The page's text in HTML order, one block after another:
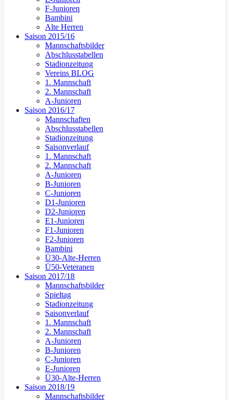
F-Junioren
Bambini
Alte Herren
Saison 2015/16
Mannschaftsbilder
Abschlusstabellen
Stadionzeitung
Vereins BLOG
1. Mannschaft
2. Mannschaft
A-Junioren
Saison 2016/17
Mannschaften
Abschlusstabellen
Stadionzeitung
Saisonverlauf
1. Mannschaft
2. Mannschaft
A-Junioren
B-Junioren
C-Junioren
D1-Junioren
D2-Junioren
E1-Junioren
F1-Junioren
F2-Junioren
Bambini
Ü30-Alte-Herren
Ü50-Veteranen
Saison 2017/18
Mannschaftsbilder
Spieltag
Stadionzeitung
Saisonverlauf
1. Mannschaft
2. Mannschaft
A-Junioren
B-Junioren
C-Junioren
E-Junioren
Ü30-Alte-Herren
Saison 2018/19
Mannschaftsbilder